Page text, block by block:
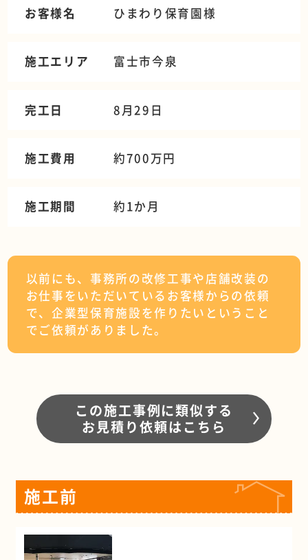
お客様名 ひまわり保育園様
施工エリア 富士市今泉
完工日 8月29日
施工費用 約700万円
施工期間 約1か月
以前にも、事務所の改修工事や店舗改装の
お仕事をいただいているお客様からの依頼
で、企業型保育施設を作りたいということ
でご依頼がありました。
この施工事例に類似する
お見積り依頼はこちら
施工前